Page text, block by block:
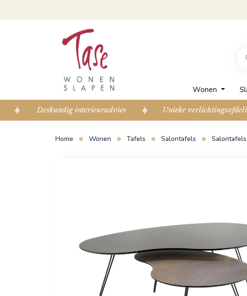
Wonen
Deskundig interieuradvies Unieke
Home Wonen Tafels Salontafels